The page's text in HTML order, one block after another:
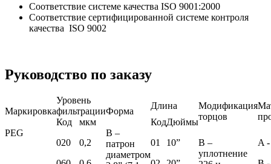
Соответствие системе качества ISO 9001:2000
Соответствие сертифицированной системе контроля
качества ISO 9002
Руководство по заказу
Маркировка
Уровень
фильтрацииФорма
Длина
Модификация
торцов
Код мкм КодДюймы
PEG
020
0,2
В –
патрон
диаметром
01
10”
B –
уплотнение
A